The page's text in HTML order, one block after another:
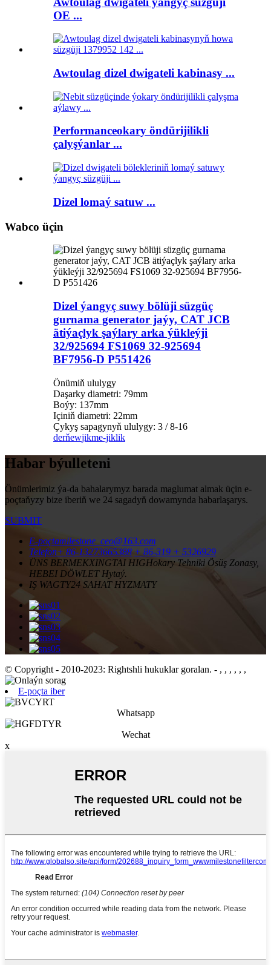
OE ...
Awtoulag dizel dwigateli kabinasy ...
Performanceokary öndürijilikli
çalyşýanlar ...
Dizel lomaý satuw ...
Wabco üçin
Dizel ýangyç suwy bölüji süzgüç
gurnama generator jaýy, CAT JCB
ätiýaçlyk şaýlary arka ýükleýji
32/925694 FS1069 32-925694
BF7956-D P551426
Önümiň ululygy
Daşarky diametri: 79mm
Boýy: 137mm
Içiniň diametri: 22mm
Çykyş sapagynyň ululygy: 3 / 8-16
derňewjikme-jiklik
Habar býulleteni
Önümlerimiz ýa-da bahalarymyz barada maglumat almak üçin e-
poçtaňyzy bize iberiň we 24 sagadyň dowamynda habarlaşarys.
SUBMIT
E-poçtamilestone_ceo@163.com
Telefon+ 86-13273665388 + 86-319 + 5326929
ÜNS BERMEKXINGTAI HIGHokary Tehniki Ösüş Zonasy,
HEBEI DÖWLET Hytaý.
IŞ WAGTY24 SAHAT HYZMATY
© Copyright - 2010-2023: Rightshli hukuklar goralan. - , , , , , ,
E-poçta iber
Whatsapp
Wechat
x